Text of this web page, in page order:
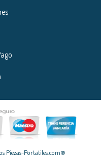
Piezas-Portatiles.com®